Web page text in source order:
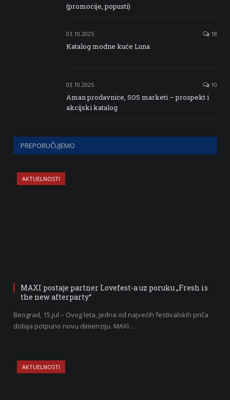
(promocije, popusti)
03.10.2025 18
Katalog modne kuće Luna
03.10.2025 10
Aman prodavnice, SOS marketi – prospekt i
akcijski katalog
PREPORUČUJEMO
AKTUELNOSTI
MAXI postaje partner Lovefest-a uz poruku „Fresh is
the new afterparty“
Beograd, 15.jul – Ovog leta, jedna od najvećih festivalskih priča
dobija potpuno novu dimenziju. MAXI…
AKTUELNOSTI